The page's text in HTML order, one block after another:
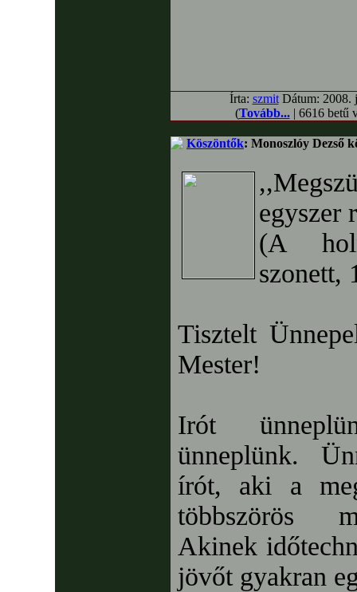
Írta: szmitDátum: 2008.
(Tovább...| 6616 betű
Köszöntők: Monoszlóy Dezső
egyszer
(A
szonett,
Tisztelt
Mester!
Irót
ünneplünk.
írót, aki a
többszörös
Akinek
jövőt gyakran